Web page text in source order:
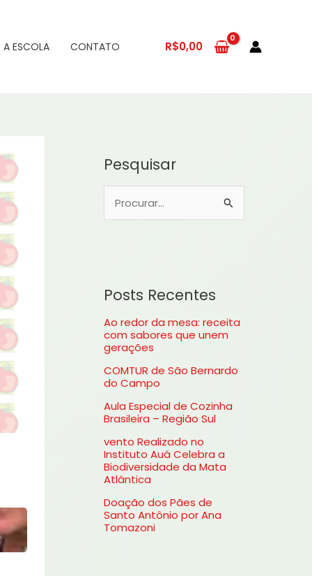
A ESCOLA CONTATO R$0,00
Pesquisar
u
s
a
r
o
:
Posts Recentes
Ao redor da mesa: receita
com sabores que unem
gerações
COMTUR de São Bernardo
do Campo
Aula Especial de Cozinha
Brasileira – Região Sul
vento Realizado no
Instituto Auá Celebra a
Biodiversidade da Mata
Atlântica
Doação dos Pães de
Santo Antônio por Ana
Tomazoni